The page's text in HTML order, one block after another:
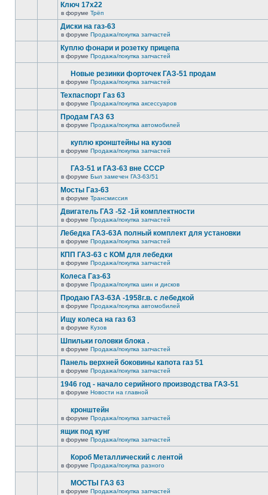
Ключ 17х22
в форуме Трёп
Диски на газ-63
в форуме Продажа/покупка запчастей
Куплю фонари и розетку прицепа
в форуме Продажа/покупка запчастей
Новые резинки форточек ГАЗ-51 продам
в форуме Продажа/покупка запчастей
Техпаспорт Газ 63
в форуме Продажа/покупка аксессуаров
Продам ГАЗ 63
в форуме Продажа/покупка автомобилей
куплю кронштейны на кузов
в форуме Продажа/покупка запчастей
ГАЗ-51 и ГАЗ-63 вне СССР
в форуме Был замечен ГАЗ-63/51
Мосты Газ-63
в форуме Трансмиссия
Двигатель ГАЗ -52 -1й комплектности
в форуме Продажа/покупка запчастей
Лебедка ГАЗ-63А полный комплект для установки
в форуме Продажа/покупка запчастей
КПП ГАЗ-63 с КОМ для лебедки
в форуме Продажа/покупка запчастей
Колеса Газ-63
в форуме Продажа/покупка шин и дисков
Продаю ГАЗ-63А -1958г.в. с лебедкой
в форуме Продажа/покупка автомобилей
Ищу колеса на газ 63
в форуме Кузов
Шпильки головки блока .
в форуме Продажа/покупка запчастей
Панель верхней боковины капота газ 51
в форуме Продажа/покупка запчастей
1946 год - начало серийного производства ГАЗ-51
в форуме Новости на главной
кронштейн
в форуме Продажа/покупка запчастей
ящик под кунг
в форуме Продажа/покупка запчастей
Короб Металлический с лентой
в форуме Продажа/покупка разного
МОСТЫ ГАЗ 63
в форуме Продажа/покупка запчастей